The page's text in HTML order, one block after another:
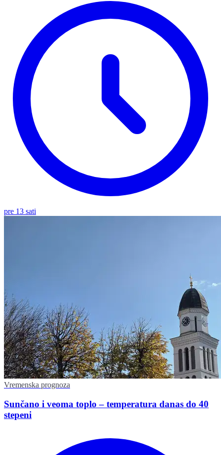
pre 13 sati
Vremenska prognoza
Sunčano i veoma toplo – temperatura danas do 40
stepeni